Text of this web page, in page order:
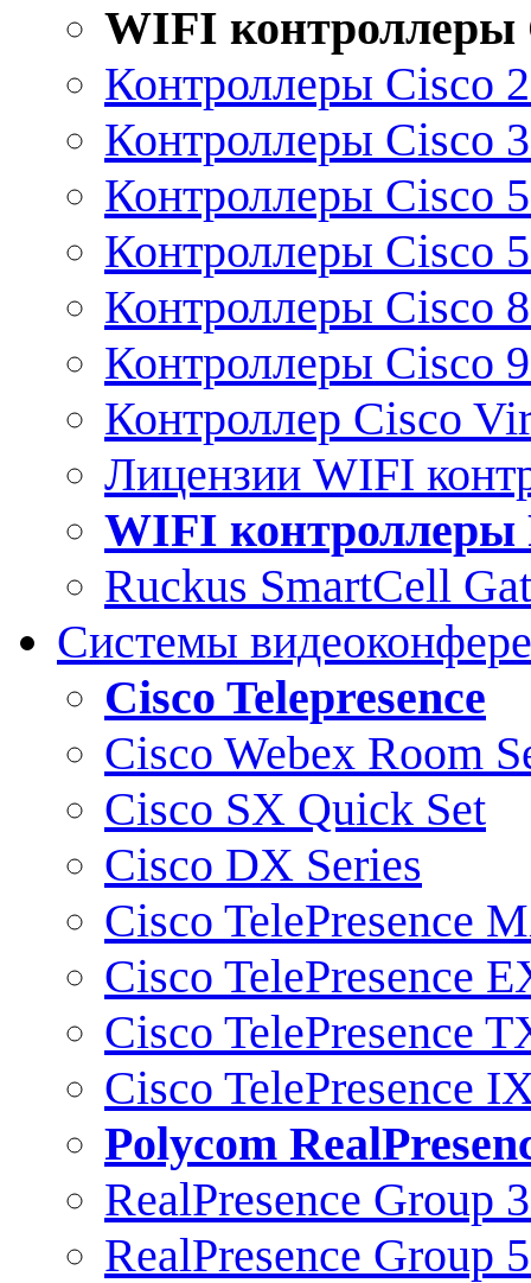
WIFI контроллеры
Контроллеры Cisco
Контроллеры Cisco
Контроллеры Cisco
Контроллеры Cisco
Контроллеры Cisco
Контроллеры Cisco
Контроллер Cisco
Лицензии WIFI
WIFI контроллеры
Ruckus SmartCell
Системы
Cisco Telepresence
Cisco Webex Room
Cisco SX Quick Set
Cisco DX Series
Cisco TelePresence
Cisco TelePresence
Cisco TelePresence
Cisco TelePresence
Polycom
RealPresence Group
RealPresence Group